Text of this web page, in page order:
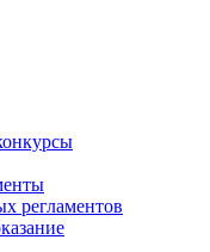
регламентов